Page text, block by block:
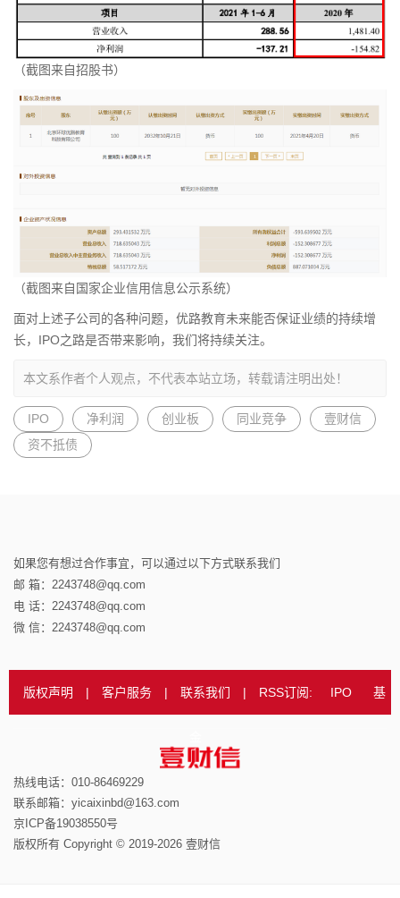
（截图来自招股书）
（截图来自国家企业信用信息公示系统）
面对上述子公司的各种问题，优路教育未来能否保证业绩的持续增
长，IPO之路是否带来影响，我们将持续关注。
本文系作者个人观点，不代表本站立场，转载请注明出处！
IPO 净利润 创业板 同业竞争
壹财信
资不抵债
如果您有想过合作事宜，可以通过以下方式联系我们
邮 箱：2243748@qq.com
电 话：2243748@qq.com
微 信：2243748@qq.com
版权声明 | 客户服务 | 联系我们 | RSS订阅: IPO 基
热线电话：010-86469229
联系邮箱：yicaixinbd@163.com
京ICP备19038550号
版权所有 Copyright © 2019-2026 壹财信